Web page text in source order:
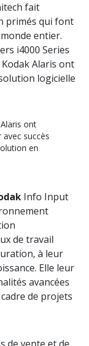
fait
primés qui font
entier.
i4000 Series
Alaris ont
logicielle
ont
succès
en
Info Input
de travail
à leur
Elle leur
avancées
de projets